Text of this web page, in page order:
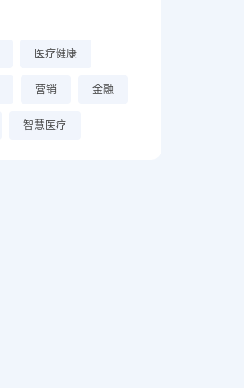
医疗健康
营销 金融
智慧医疗